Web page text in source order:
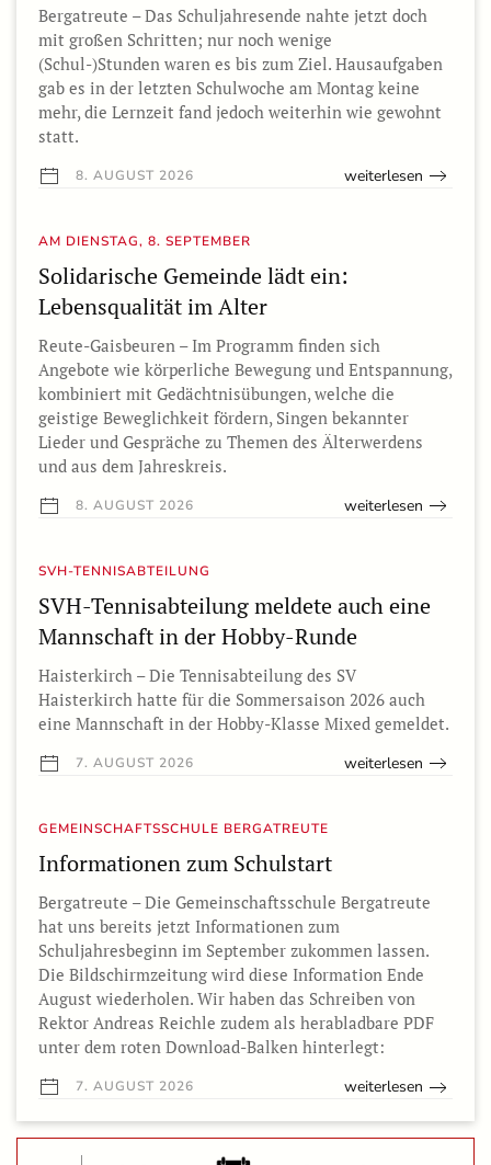
Bergatreute – Das Schuljahresende nahte jetzt doch
mit großen Schritten; nur noch wenige
(Schul-)Stunden waren es bis zum Ziel. Hausaufgaben
gab es in der letzten Schulwoche am Montag keine
mehr, die Lernzeit fand jedoch weiterhin wie gewohnt
statt.
8. AUGUST 2026 weiterlesen
AM DIENSTAG, 8. SEPTEMBER
Solidarische Gemeinde lädt ein:
Lebensqualität im Alter
Reute-Gaisbeuren – Im Programm finden sich
Angebote wie körperliche Bewegung und Entspannung,
kombiniert mit Gedächtnisübungen, welche die
geistige Beweglichkeit fördern, Singen bekannter
Lieder und Gespräche zu Themen des Älterwerdens
und aus dem Jahreskreis.
8. AUGUST 2026 weiterlesen
SVH-TENNISABTEILUNG
SVH-Tennisabteilung meldete auch eine
Mannschaft in der Hobby-Runde
Haisterkirch – Die Tennisabteilung des SV
Haisterkirch hatte für die Sommersaison 2026 auch
eine Mannschaft in der Hobby-Klasse Mixed gemeldet.
7. AUGUST 2026 weiterlesen
GEMEINSCHAFTSSCHULE BERGATREUTE
Informationen zum Schulstart
Bergatreute – Die Gemeinschaftsschule Bergatreute
hat uns bereits jetzt Informationen zum
Schuljahresbeginn im September zukommen lassen.
Die Bildschirmzeitung wird diese Information Ende
August wiederholen. Wir haben das Schreiben von
Rektor Andreas Reichle zudem als herabladbare PDF
unter dem roten Download-Balken hinterlegt:
7. AUGUST 2026 weiterlesen